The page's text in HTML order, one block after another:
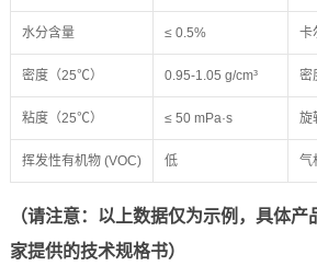
水分含量 ≤ 0.5% 卡
密度（25℃） 0.95-1.05 g/cm³ 密
粘度（25℃） ≤ 50 mPa·s 旋
挥发性有机物 (VOC) 低 气
（请注意：以上数据仅为示例，具体
家提供的技术规格书）